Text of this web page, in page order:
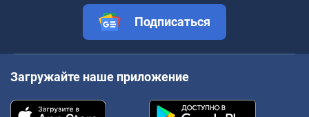
Подписаться
Загружайте наше приложение